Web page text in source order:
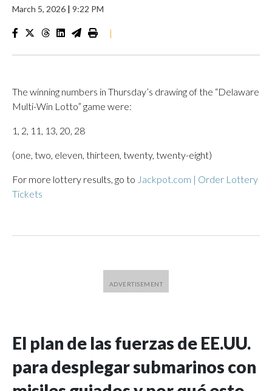
March 5, 2026 | 9:22 PM
|
The winning numbers in Thursday’s drawing of the “Delaware
Multi-Win Lotto” game were:
1, 2, 11, 13, 20, 28
(one, two, eleven, thirteen, twenty, twenty-eight)
For more lottery results, go to Jackpot.com | Order Lottery
Tickets
El plan de las fuerzas de EE.UU.
para desplegar submarinos con